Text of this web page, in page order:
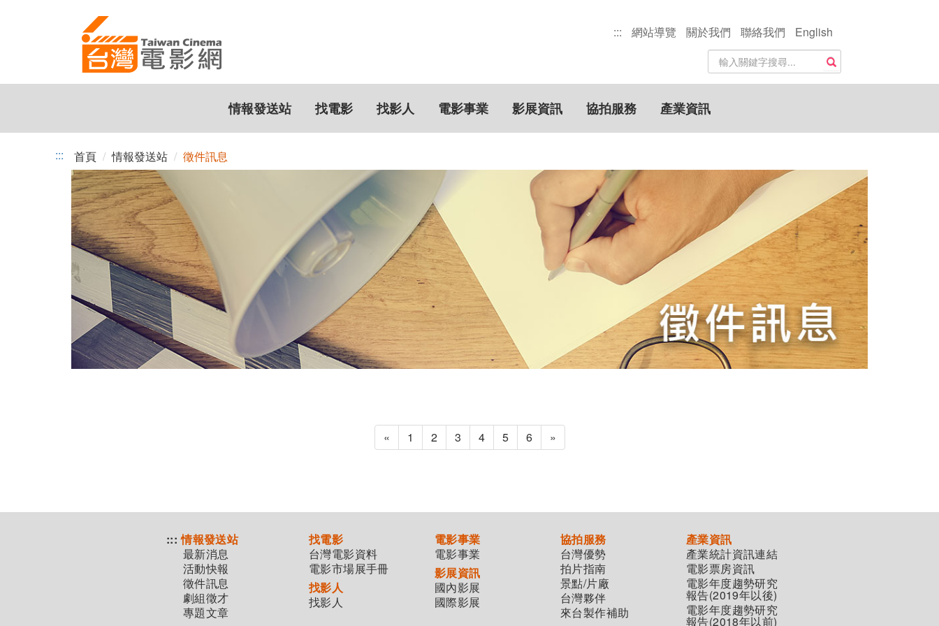
影
::: 網站導覽 關於我們 聯絡我們
English
站
內
搜
尋
關
鍵
搜尋
情報發送站 找電影 找影人 電影事業 影展資訊 協拍服務 產業資訊
::: 首頁 情報發送站 徵件訊息
« 1 2 3 4 5 6 »
::: 情報發送站
最新消息
活動快報
徵件訊息
劇組徵才
專題文章
找電影
台灣電影資料
電影市場展手冊
找影人
找影人
電影事業
電影事業
影展資訊
國內影展
國際影展
協拍服務
台灣優勢
拍片指南
景點/片廠
台灣夥伴
來台製作補助
產業資訊
產業統計資訊連結
電影票房資訊
電影年度趨勢研究
報告(2019年以後)
電影年度趨勢研究
報告(2018年以前)